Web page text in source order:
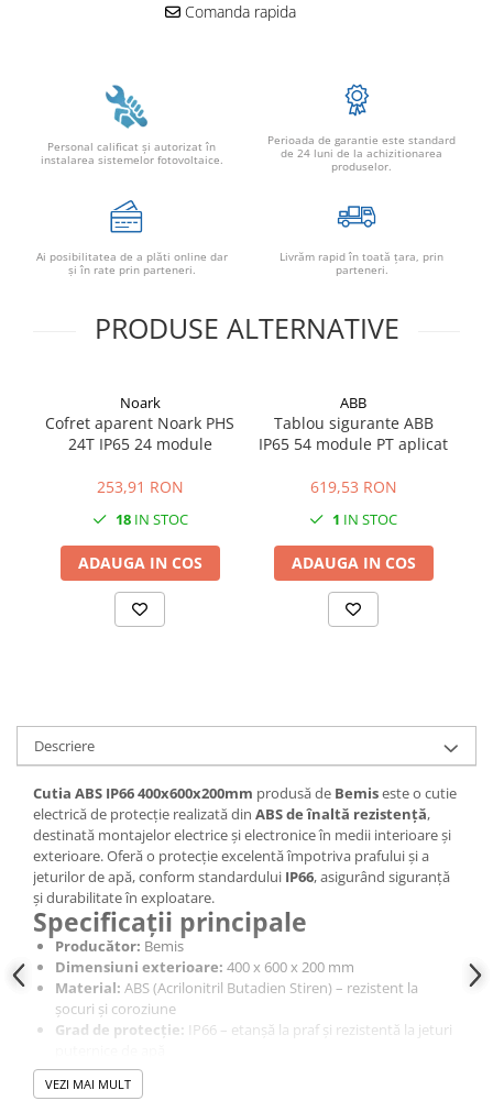
Comanda rapida
Personal calificat şi autorizat în
instalarea sistemelor fotovoltaice.
Perioada de garantie este standard
de 24 luni de la achizitionarea
produselor.
Ai posibilitatea de a plăti online dar
şi în rate prin parteneri.
Livrăm rapid în toată țara, prin
parteneri.
PRODUSE ALTERNATIVE
Noark
Cofret aparent Noark PHS
24T IP65 24 module
253,91 RON
18IN STOC
ADAUGA IN COS
ABB
Tablou sigurante ABB
IP65 54 module PT aplicat
619,53 RON
1 IN STOC
ADAUGA IN COS
Descriere
Cutia ABS IP66 400x600x200mm produsă de Bemiseste o cutie
electrică de protecție realizată din ABS de înaltă rezistență,
destinată montajelor electrice și electronice în medii interioare și
exterioare. Oferă o protecție excelentă împotriva prafului și a
jeturilor de apă, conform standardului IP66, asigurând siguranță
și durabilitate în exploatare.
Specificații principale
Producător: Bemis
Dimensiuni exterioare: 400 x 600 x 200 mm
Material: ABS (Acrilonitril Butadien Stiren) – rezistent la
șocuri și coroziune
Grad de protecție: IP66 – etanșă la praf și rezistentă la jeturi
Rezistență mecanică:
Temperatură de lucru:
VEZI MAI MULT